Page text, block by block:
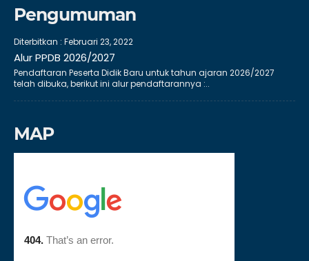
Pengumuman
Diterbitkan : Februari 23, 2022
Alur PPDB 2026/2027
Pendaftaran Peserta Didik Baru untuk tahun ajaran 2026/2027
telah dibuka, berikut ini alur pendaftarannya :..
MAP